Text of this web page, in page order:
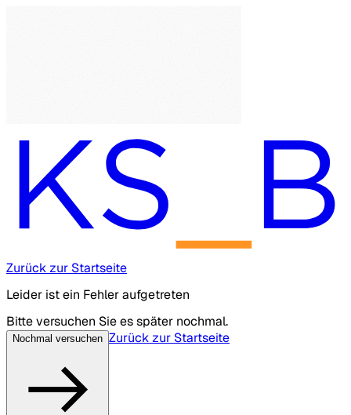
Zurück zur Startseite
Leider ist ein Fehler aufgetreten
Bitte versuchen Sie es später nochmal.
Nochmal versuchen Zurück zur Startseite